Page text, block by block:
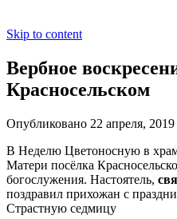
Skip to content
Вербное
Красносельском
Опубликовано 22 апреля, 2019
В Неделю Цветоносную в
Матери посёлка
богослужения. Настоятель,
поздравил прихожан с
Страстную седмицу